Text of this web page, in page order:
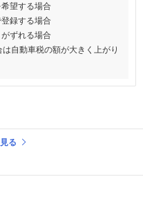
望する場合
録する場合
ずれる場合
自動車税の額が大きく上がり
る